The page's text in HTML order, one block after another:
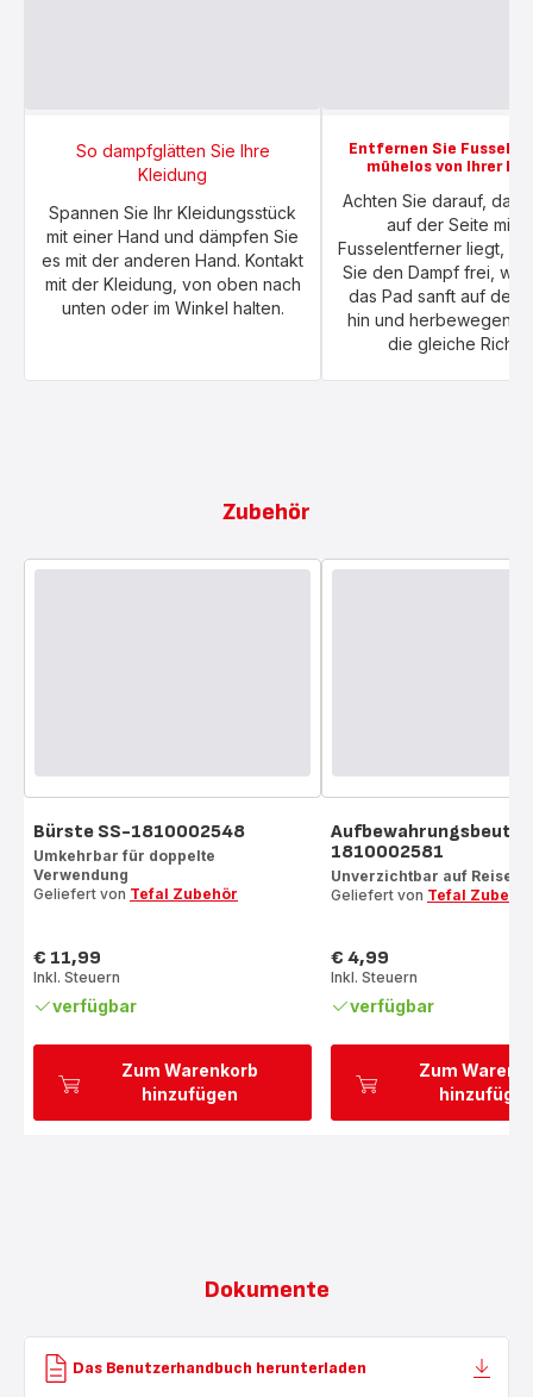
So dampfglätten Sie Ihre
Kleidung
Spannen Sie Ihr Kleidungsstück
mit einer Hand und dämpfen Sie
es mit der anderen Hand. Kontakt
mit der Kleidung, von oben nach
unten oder im Winkel halten.
Entfernen Sie Fussel
mühelos von Ihrer
Achten Sie darauf, dass
auf der Seite mit
Fusselentferner liegt,
Sie den Dampf frei,
das Pad sanft auf der
hin und herbewegen –
die gleiche
Zubehör
Zum Warenkorb
hinzufügen
Bürste SS-1810002548
Umkehrbar für doppelte
Verwendung
Geliefert von Tefal Zubehör
Preis
€ 11,99
Inkl. Steuern
verfügbar
Zum
Aufbewahrungsbeutel
1810002581
Unverzichtbar auf Reisen
Geliefert von Tefal
Preis
€ 4,99
Inkl. Steuern
verfügbar
Dokumente
Das Benutzerhandbuch herunterladen